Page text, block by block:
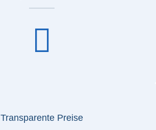
Transparente Preise